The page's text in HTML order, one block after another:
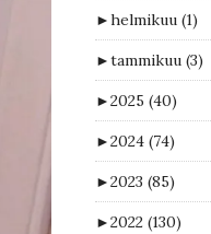
►helmikuu (1)
►tammikuu (3)
►2025 (40)
►2024 (74)
►2023 (85)
►2022 (130)